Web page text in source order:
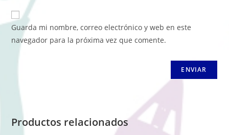
Guarda mi nombre, correo electrónico y web en este
navegador para la próxima vez que comente.
Productos relacionados